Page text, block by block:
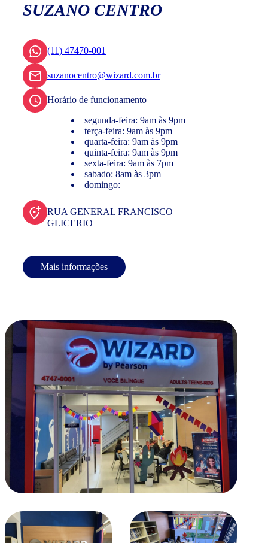
SUZANO CENTRO
(11) 47470-001
suzanocentro@wizard.com.br
Horário de funcionamento
segunda-feira: 9am às 9pm
terça-feira: 9am às 9pm
quarta-feira: 9am às 9pm
quinta-feira: 9am às 9pm
sexta-feira: 9am às 7pm
sabado: 8am às 3pm
domingo:
RUA GENERAL FRANCISCO
GLICERIO
Mais informações